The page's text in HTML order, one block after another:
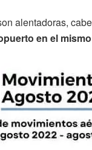
alentadoras,
en el